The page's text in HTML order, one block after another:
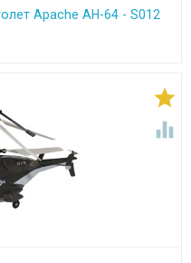
Apache AH-64 - S012

